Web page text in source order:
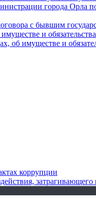
города Орла
с бывшим
и
об имуществе и
коррупции